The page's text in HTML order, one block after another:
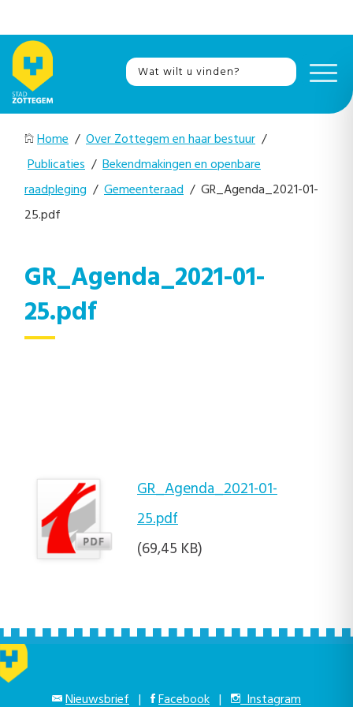
Home / Over Zottegem en haar bestuur /
Publicaties / Bekendmakingen en openbare
raadpleging / Gemeenteraad / GR_Agenda_2021-01-
25.pdf
GR_Agenda_2021-01-
25.pdf
GR_Agenda_2021-01-
25.pdf
(69,45 KB)
Nieuwsbrief | Facebook | Instagram